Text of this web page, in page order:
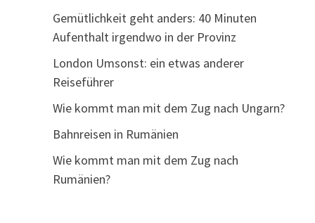
Gemütlichkeit geht anders: 40 Minuten
Aufenthalt irgendwo in der Provinz
London Umsonst: ein etwas anderer
Reiseführer
Wie kommt man mit dem Zug nach Ungarn?
Bahnreisen in Rumänien
Wie kommt man mit dem Zug nach
Rumänien?